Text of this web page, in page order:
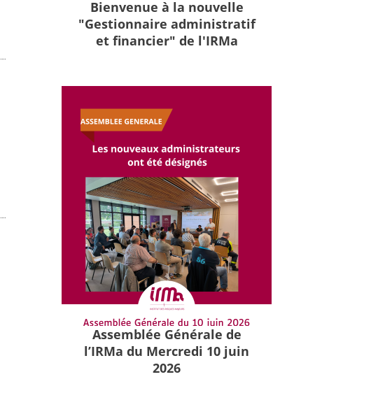
Bienvenue à la nouvelle
"Gestionnaire administratif
et financier" de l'IRMa
Assemblée Générale de
l’IRMa du Mercredi 10 juin
2026